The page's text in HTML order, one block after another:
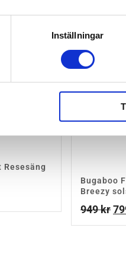
Inställningar
Resesäng
Bugaboo
Breezy
949kr